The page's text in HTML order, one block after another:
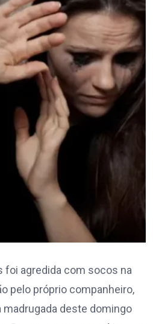
foi agredida com socos na
pelo próprio companheiro,
madrugada deste domingo